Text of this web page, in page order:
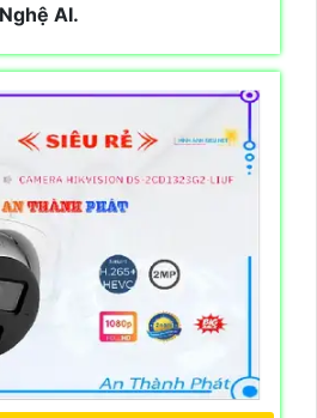
AI.